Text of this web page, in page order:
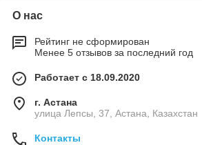
О нас
Рейтинг не сформирован
Менее 5 отзывов за последний год
Работает с 18.09.2020
г. Астана
улица Лепсы, 37, Астана, Казахстан
Контакты